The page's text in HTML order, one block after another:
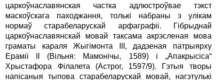
царкоўнаславянская частка адлюстроўвае тэкст
маскоўскага паходжання, толькі набраны з улікам
нормаў старабеларускай арфаграфіі. Гібрыднай
царкоўнаславянскай мовай таксама акрэсленая мова
граматы караля Жыгімонта III, дадзеная патрыярху
Ераміі II (Вільня: Мамонічы, 1589) і „Апа­крысіса“
Хрыстафора Філалета (Астрог, 1597/9). Гэтыя творы
напісаныя тыпова старабеларускай мовай, нагэтулькі